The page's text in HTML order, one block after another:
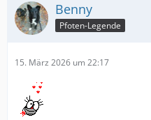
Benny
Pfoten-Legende
15. März 2026 um 22:17